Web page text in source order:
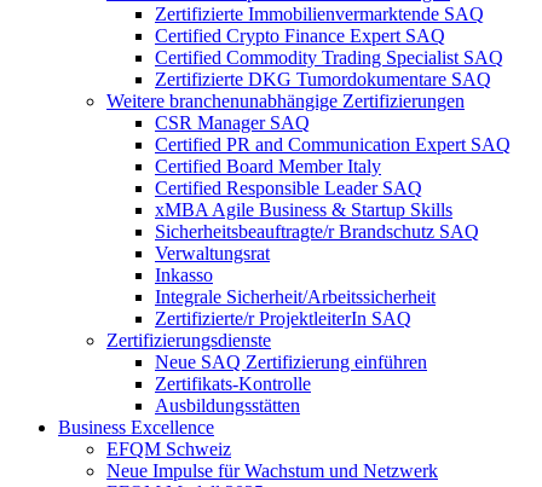
Zertifizierte Immobilienvermarktende SAQ
Certified Crypto Finance Expert SAQ
Certified Commodity Trading Specialist SAQ
Zertifizierte DKG Tumordokumentare SAQ
Weitere branchenunabhängige Zertifizierungen
CSR Manager SAQ
Certified PR and Communication Expert SAQ
Certified Board Member Italy
Certified Responsible Leader SAQ
xMBA Agile Business & Startup Skills
Sicherheitsbeauftragte/​r Brandschutz SAQ
Verwaltungsrat
Inkasso
Integrale Sicherheit/Arbeitssicherheit
Zertifizierte/r ProjektleiterIn SAQ
Zertifizierungsdienste
Neue SAQ Zertifizierung einführen
Zertifikats-Kontrolle
Ausbildungsstätten
Business Excellence
EFQM Schweiz
Neue Impulse für Wachstum und Netzwerk